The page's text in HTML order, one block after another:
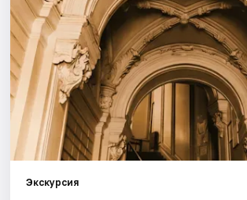
Рейтинги
Экскурсия